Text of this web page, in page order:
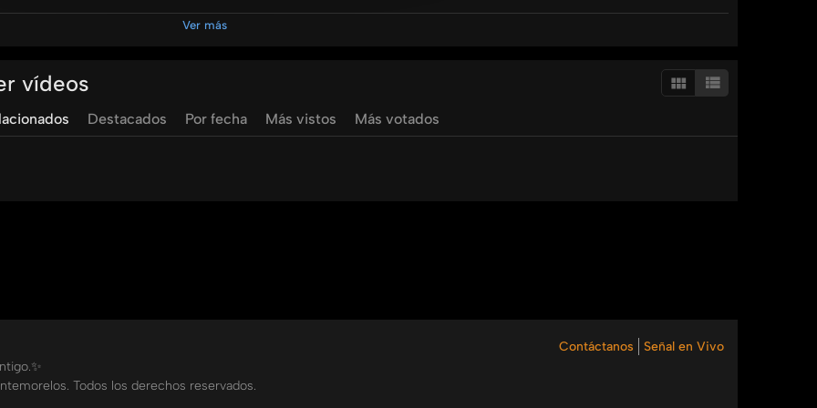
@unimontemorelos @pulsoum @umradioo
Ver más
vídeos
Destacados Por fecha Más vistos Más votados
Contáctanos Señal en Vivo
Todos los derechos reservados.